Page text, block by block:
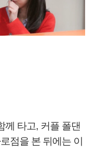
께 타고, 커플 폴댄
점을 본 뒤에는 이